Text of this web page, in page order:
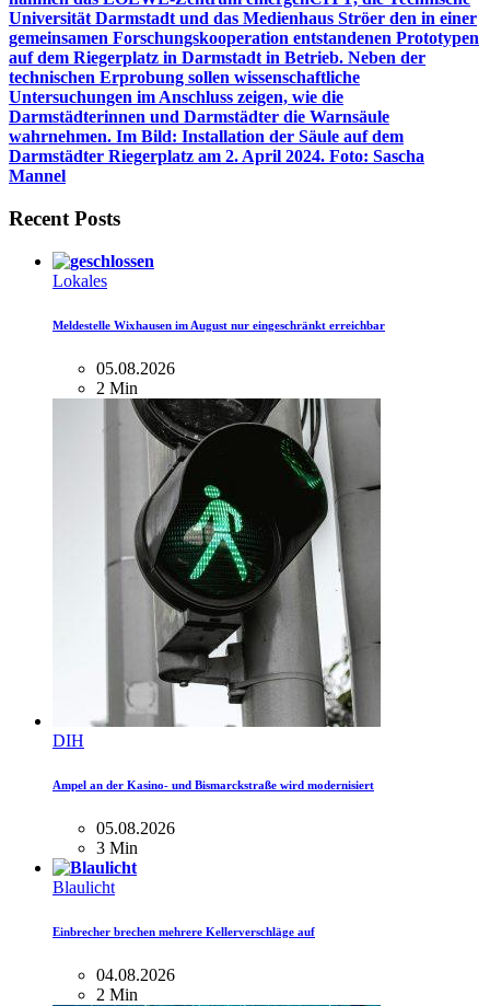
Recent Posts
Lokales
Meldestelle Wixhausen im August nur eingeschränkt erreichbar
05.08.2026
2 Min
DIH
Ampel an der Kasino- und Bismarckstraße wird modernisiert
05.08.2026
3 Min
Blaulicht
Einbrecher brechen mehrere Kellerverschläge auf
04.08.2026
2 Min